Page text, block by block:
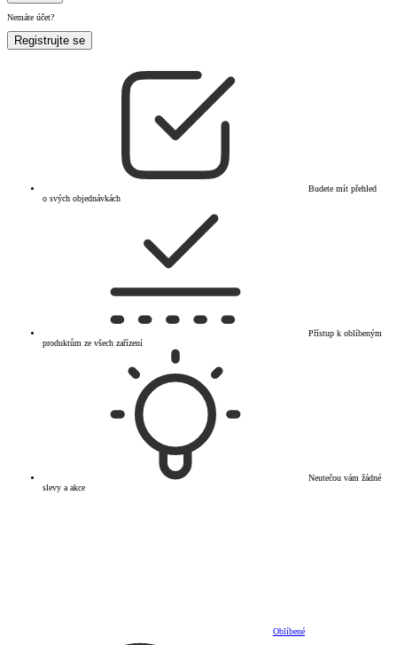
Nemáte účet?
Registrujte se
Budete mít přehled
o svých objednávkách
Přístup k oblíbeným
produktům ze všech zařízení
Neutečou vám žádné
slevy a akce
Oblíbené